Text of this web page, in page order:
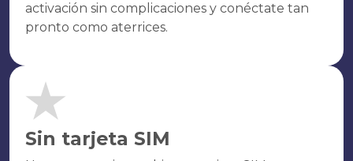
activación sin complicaciones y conéctate tan
pronto como aterrices.
Sin tarjeta SIM